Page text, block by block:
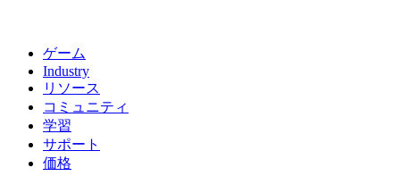
ゲーム
Industry
リソース
コミュニティ
学習
サポート
価格